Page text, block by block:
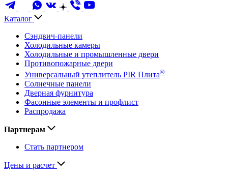
Каталог
Сэндвич-панели
Холодильные камеры
Холодильные и промышленные двери
Противопожарные двери
Универсальный утеплитель PIR Плита®
Солнечные панели
Дверная фурнитура
Фасонные элементы и профлист
Распродажа
Партнерам
Стать партнером
Цены и расчет